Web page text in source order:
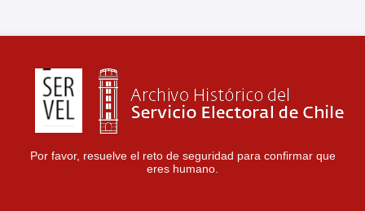
Por favor, resuelve el reto de seguridad para confirmar que
eres humano.